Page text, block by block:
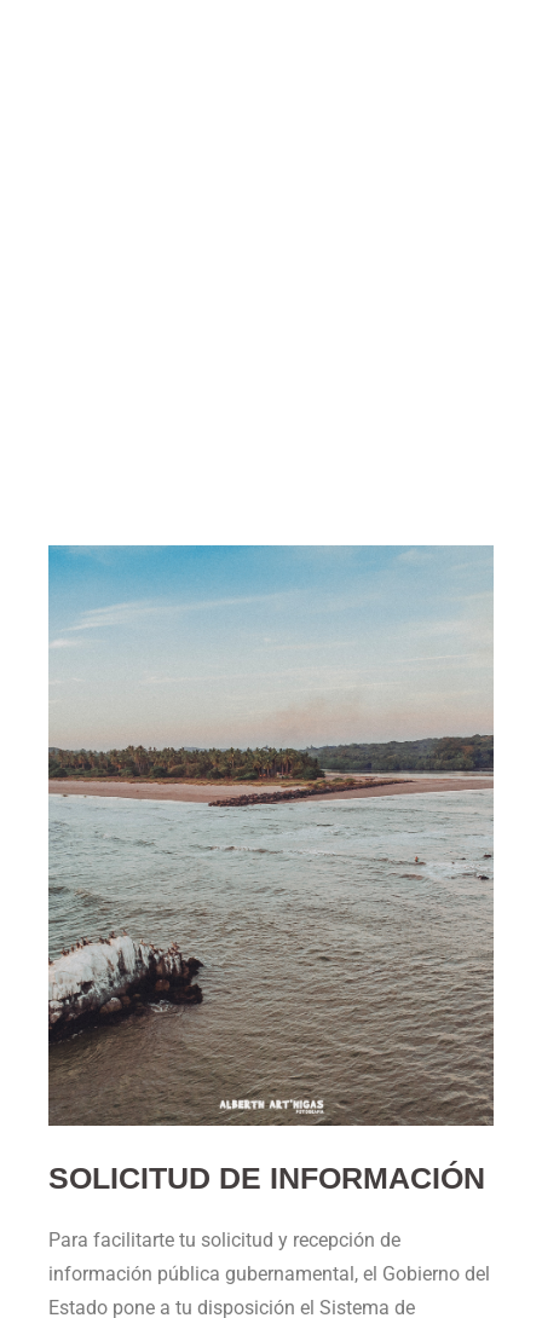
SOLICITUD DE INFORMACIÓN
Para facilitarte tu solicitud y recepción de
información pública gubernamental, el Gobierno del
Estado pone a tu disposición el Sistema de